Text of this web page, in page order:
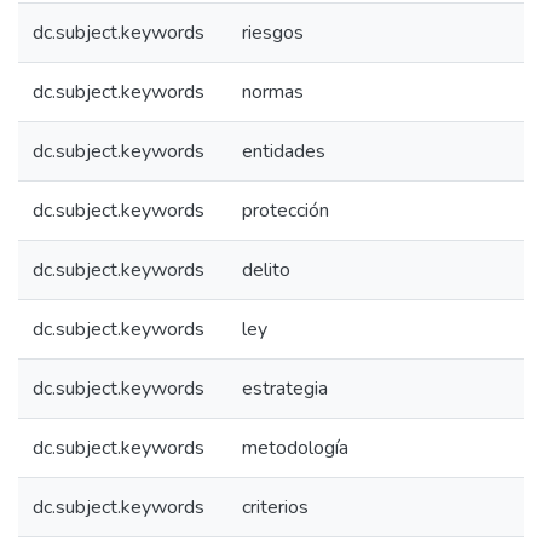
dc.subject.keywords riesgos
dc.subject.keywords normas
dc.subject.keywords entidades
dc.subject.keywords protección
dc.subject.keywords delito
dc.subject.keywords ley
dc.subject.keywords estrategia
dc.subject.keywords metodología
dc.subject.keywords criterios